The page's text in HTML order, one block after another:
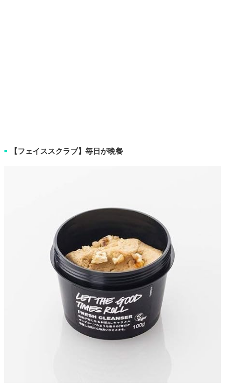
■ 【フェイススクラブ】毎日が晩餐